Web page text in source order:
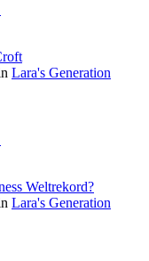
Lara's Generation
Weltrekord?
Lara's Generation